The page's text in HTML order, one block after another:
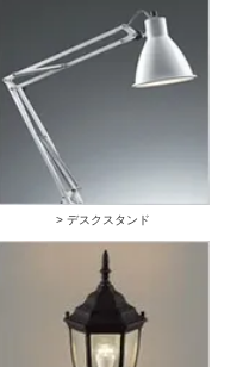
> デスクスタンド